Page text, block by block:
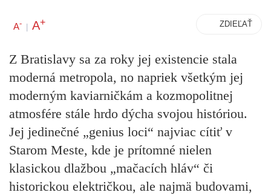
A- | A+ ZDIEĽAŤ
Z Bratislavy sa za roky jej existencie stala
moderná metropola, no napriek všetkým jej
moderným kaviarničkám a kozmopolitnej
atmosfére stále hrdo dýcha svojou históriou.
Jej jedinečné „genius loci“ najviac cítiť v
Starom Meste, kde je prítomné nielen
klasickou dlažbou „mačacích hláv“ či
historickou električkou, ale najmä budovami,